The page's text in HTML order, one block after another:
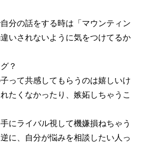
分の話をする時は「マウンティン
いされないように気をつけてるか
？
って共感してもらうのは嬉しいけ
たくなかったり、嫉妬しちゃうこ
にライバル視して機嫌損ねちゃう
に、自分が悩みを相談したい人っ